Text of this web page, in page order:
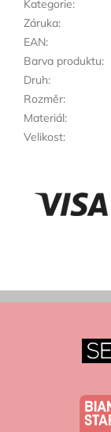
Kategorie:
Záruka:
EAN:
Barva produktu:
Druh:
Rozměr:
Materiál:
Velikost: